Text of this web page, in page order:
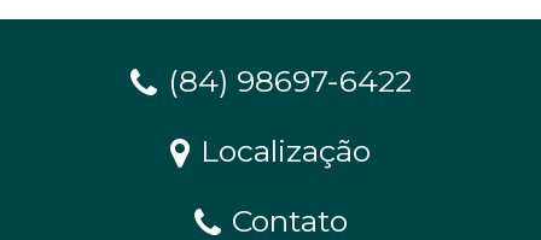
(84) 98697-6422
Localização
Contato